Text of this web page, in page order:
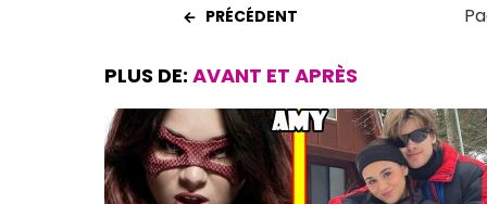
PRÉCÉDENT
PLUS DE: AVANT ET APRÈS